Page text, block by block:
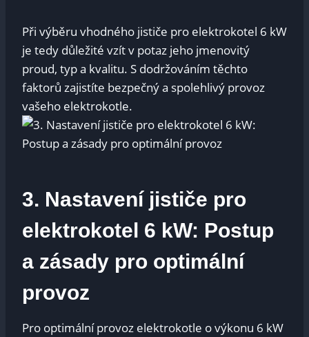
Při výběru vhodného jističe pro elektrokotel ‌6 kW
je tedy důležité vzít v ‌potaz jeho jmenovitý
proud, typ ​a ‌kvalitu. S dodržováním těchto
faktorů zajistíte ‍bezpečný a spolehlivý provoz
vašeho elektrokotle.
3. Nastavení ‌jističe pro
elektrokotel 6 kW:‍ Postup
a‌ zásady pro optimální
provoz
Pro​ optimální provoz⁣ elektrokotle ⁣o výkonu 6 kW